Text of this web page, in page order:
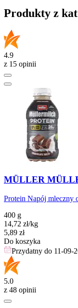
Produkty z
4.9
z 15 opinii
MÜLLER
Protein Napój mleczny
400 g
14,72 zł/kg
Cena
5,89 zł
Do koszyka
Przydatny do 11-09-
5.0
z 48 opinii